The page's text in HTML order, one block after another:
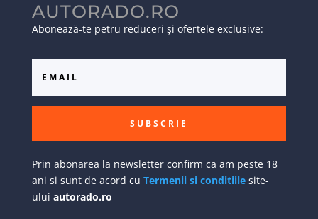
AUTORADO.RO
Abonează-te petru reduceri și ofertele exclusive:
SUBSCRIE
Prin abonarea la newsletter confirm ca am peste 18
ani si sunt de acord cu Termenii si conditiilesite-
ului autorado.ro